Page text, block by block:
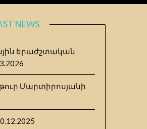
NEWS
երաժշտական
Մարտիրոսյանի